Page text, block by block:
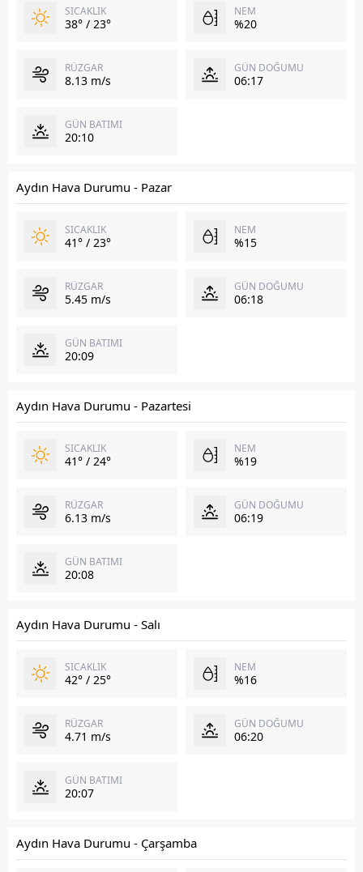
SICAKLIK
38° / 23°
NEM
%20
RÜZGAR
8.13 m/s
GÜN DOĞUMU
06:17
GÜN BATIMI
20:10
Aydın Hava Durumu - Pazar
SICAKLIK
41° / 23°
NEM
%15
RÜZGAR
5.45 m/s
GÜN DOĞUMU
06:18
GÜN BATIMI
20:09
Aydın Hava Durumu - Pazartesi
SICAKLIK
41° / 24°
NEM
%19
RÜZGAR
6.13 m/s
GÜN DOĞUMU
06:19
GÜN BATIMI
20:08
Aydın Hava Durumu - Salı
SICAKLIK
42° / 25°
NEM
%16
RÜZGAR
4.71 m/s
GÜN DOĞUMU
06:20
GÜN BATIMI
20:07
Aydın Hava Durumu - Çarşamba